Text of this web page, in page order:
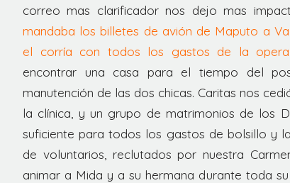
correo mas clarificador nos dejo mas
mandaba los billetes de avión de Maputo a
el corría con todos los gastos de la
encontrar una casa para el tiempo del
manutención de las dos chicas. Caritas nos
la clínica, y un grupo de matrimonios de los
suficiente para todos los gastos de bolsillo y
de voluntarios, reclutados por nuestra
animar a Mida y a su hermana durante toda